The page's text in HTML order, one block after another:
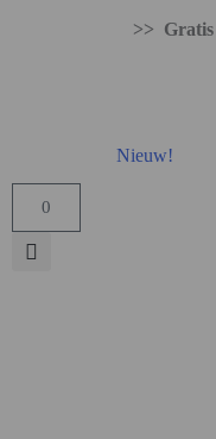
>> Gratis
Nieuw!
0